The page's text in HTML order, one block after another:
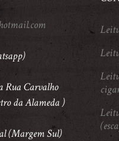
Rua Carvalho
da Alameda )
(Margem Sul)